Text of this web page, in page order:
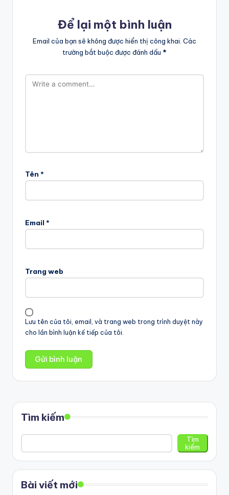
Để lại một bình luận
Email của bạn sẽ không được hiển thị công khai. Các
trường bắt buộc được đánh dấu *
Tên *
Email *
Trang web
Lưu tên của tôi, email, và trang web trong trình duyệt này
cho lần bình luận kế tiếp của tôi.
Tìm kiếm
Tìm
kiếm
Bài viết mới